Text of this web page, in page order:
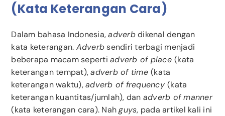
(Kata Keterangan Cara)
Dalam bahasa Indonesia,adverbdikenal dengan
kata keterangan. Adverbsendiri terbagi menjadi
beberapa macam sepertiadverb of place(kata
keterangan tempat),adverb of time(kata
keterangan waktu),adverb of frequency(kata
keterangan kuantitas/jumlah), dan adverb of manner
(kata keterangan cara). Nahguys, pada artikel kali ini